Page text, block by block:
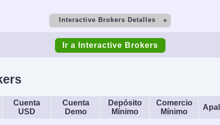
Interactive Brokers Detalles
Depósito Mínimo
$0
1:2-
CIRO,
SFC,
Ir a Interactive Brokers
Cuenta
USD
Cuenta
Demo
Depósito
Mínimo
Comercio
Mínimo